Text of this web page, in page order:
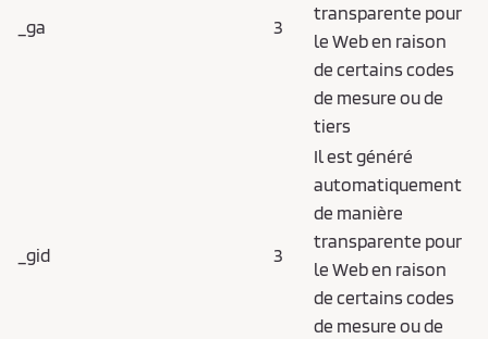
_ga 3
transparente pour
le Web en raison
de certains codes
de mesure ou de
tiers
_gid 3
Il est généré
automatiquement
de manière
transparente pour
le Web en raison
de certains codes
de mesure ou de